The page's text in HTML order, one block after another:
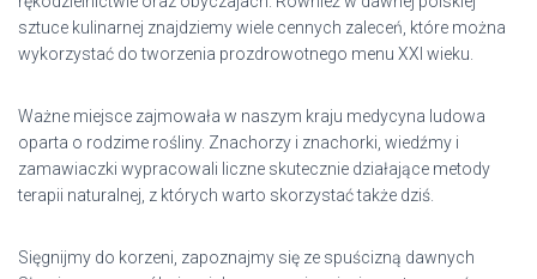
sztuce kulinarnej znajdziemy wiele cennych zaleceń, które można
wykorzystać do tworzenia prozdrowotnego menu XXI wieku.
Ważne miejsce zajmowała w naszym kraju medycyna ludowa
oparta o rodzime rośliny. Znachorzy i znachorki, wiedźmy i
zamawiaczki wypracowali liczne skutecznie działające metody
terapii naturalnej, z których warto skorzystać także dziś.
Sięgnijmy do korzeni, zapoznajmy się ze spuścizną dawnych